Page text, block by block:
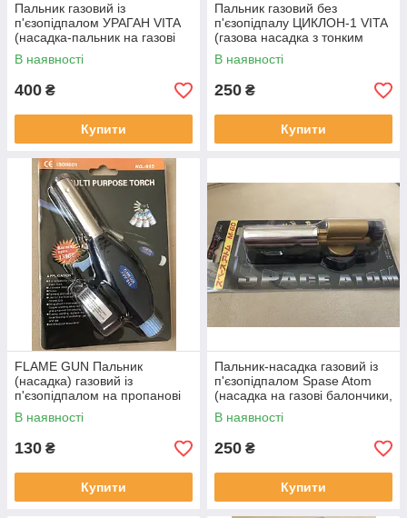
Пальник газовий із
п'єзопідпалом УРАГАН VITA
(насадка-пальник на газові
балончики) виробництво
Корея
В наявності
400 ₴
Купити
Пальник газовий без
п'єзопідпалу ЦИКЛОН-1 VITA
(газова насадка з тонким
ЛАТУННИМ соплом з
турбіною) Корея
В наявності
250 ₴
Купити
FLAME GUN Пальник
(насадка) газовий із
п'єзопідпалом на пропанові
балончики ISO9001
(виробництво Китай)
В наявності
130 ₴
Купити
Пальник-насадка газовий із
п'єзопідпалом Spase Atom
(насадка на газові балончики,
суцільнометалевий корпус)
В наявності
250 ₴
Купити